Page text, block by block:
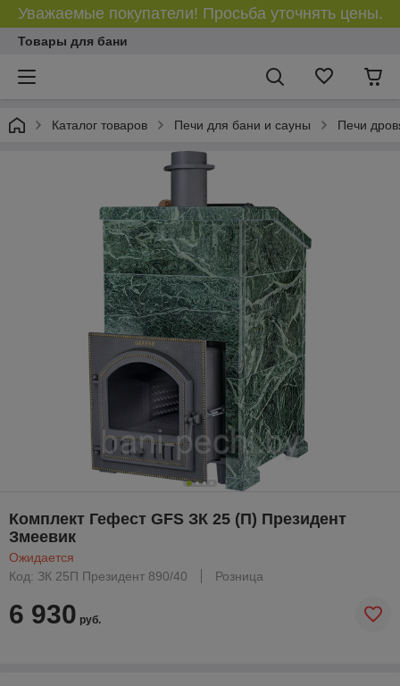
Уважаемые покупатели! Просьба уточнять цены.
Товары для бани
Каталог товаров Печи для бани и сауны Печи
Комплект Гефест GFS ЗК 25 (П) Президент
Змеевик
Ожидается
Код: ЗК 25П Президент 890/40
Розница
6 930 руб.